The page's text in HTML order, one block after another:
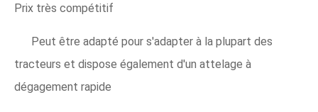
Prix ​​très compétitif
Peut être adapté pour s'adapter à la plupart des
tracteurs et dispose également d'un attelage à
dégagement rapide